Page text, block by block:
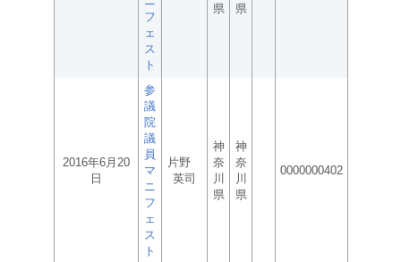
フ
ェ
ス
ト
県
県
2016年6月20
日
参
議
院
議
員
マ
ニ
フ
ェ
ス
ト
片野
英司
神
奈
川
県
神
奈
川
県
0000000402